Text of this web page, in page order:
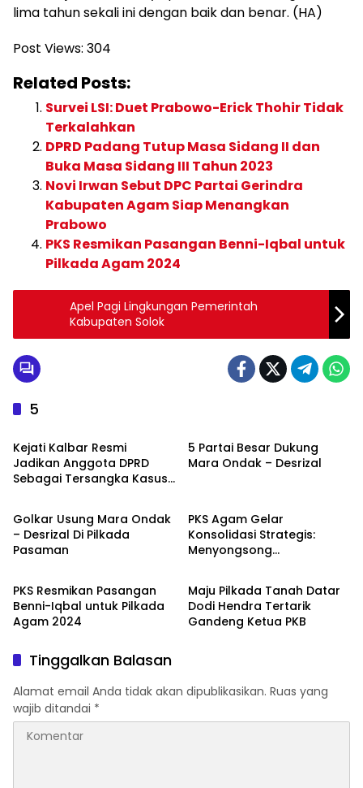
lima tahun sekali ini dengan baik dan benar. (HA)
Post Views: 304
Related Posts:
Survei LSI: Duet Prabowo-Erick Thohir Tidak
Terkalahkan
DPRD Padang Tutup Masa Sidang II dan
Buka Masa Sidang III Tahun 2023
Novi Irwan Sebut DPC Partai Gerindra
Kabupaten Agam Siap Menangkan
Prabowo
PKS Resmikan Pasangan Benni-Iqbal untuk
Pilkada Agam 2024
Apel Pagi Lingkungan Pemerintah
Kabupaten Solok
5
POLITIK
Kejati Kalbar Resmi
Jadikan Anggota DPRD
Sebagai Tersangka Kasus
5 Partai Besar Dukung
Mara Ondak – Desrizal
POLITIK
Golkar Usung Mara Ondak
– Desrizal Di Pilkada
Pasaman
PKS Agam Gelar
Konsolidasi Strategis:
Menyongsong
POLITIK
PKS Resmikan Pasangan
Benni-Iqbal untuk Pilkada
Agam 2024
POLITIK
Maju Pilkada Tanah Datar
Dodi Hendra Tertarik
Gandeng Ketua PKB
Tinggalkan Balasan
Alamat email Anda tidak akan dipublikasikan. Ruas yang
wajib ditandai *